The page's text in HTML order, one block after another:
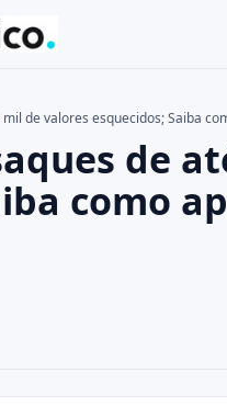
fechar.
de valores esquecidos; Saiba
de
como